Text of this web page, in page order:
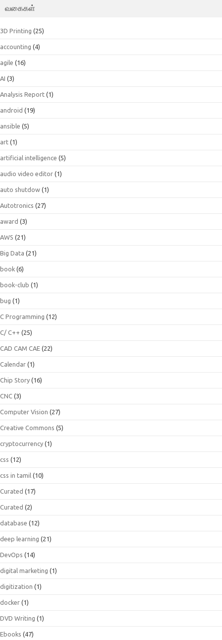
வகைகள்
3D Printing (25)
accounting (4)
agile (16)
AI (3)
Analysis Report (1)
android (19)
ansible (5)
art (1)
artificial intelligence (5)
audio video editor (1)
auto shutdow (1)
Autotronics (27)
award (3)
AWS (21)
Big Data (21)
book (6)
book-club (1)
bug (1)
C Programming (12)
C/ C++ (25)
CAD CAM CAE (22)
Calendar (1)
Chip Story (16)
CNC (3)
Computer Vision (27)
Creative Commons (5)
cryptocurrency (1)
css (12)
css in tamil (10)
Curated (17)
Curated (2)
database (12)
deep learning (21)
DevOps (14)
digital marketing (1)
digitization (1)
docker (1)
DVD Writing (1)
Ebooks (47)